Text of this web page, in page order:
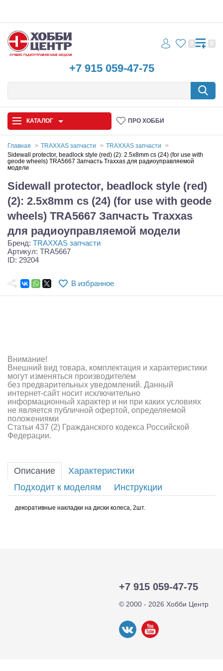
+7 915 059-47-75
0 0
КАТАЛОГ ПРО ХОББИ
Автомодели
Запчасти и аксессуары
Игрушки
Самолеты
Квадрокоптеры
Конструкторы
Двигатели
Технические жидкости
Инструмент,измерительные приборы,расходники
Оптовая продажа запчастей для моделей
Главная TRAXXAS запчасти
TRAXXAS запчасти
Sidewall protector, beadlock style (red) (2): 2.5x8mm cs (24) (for use with
geode wheels) TRA5667 Запчасть Traxxas для радиоуправляемой
модели
Sidewall protector, beadlock style (red)
(2): 2.5x8mm cs (24) (for use with geode
wheels) TRA5667 Запчасть Traxxas
для радиоуправляемой модели
Бренд: TRAXXAS запчасти
Артикул: TRA5667
ID: 29204
В избранное
Внимание!
Внешний вид товара, комплектация и характеристики
могут изменяться производителем
без предварительных уведомлений. Данный
интернет-сайт носит исключительно
информационный характер и ни при каких условиях
не является публичной офертой, определяемой
положениями
Статьи 437 (2) Гражданского кодекса Российской
Федерации.
Описание
Характеристики
Подходит к моделям
Инструкции
декоративные накладки на диски колеса, 2шт.
+7 915 059-47-75
© 2000 - 2026 Хобби Центр